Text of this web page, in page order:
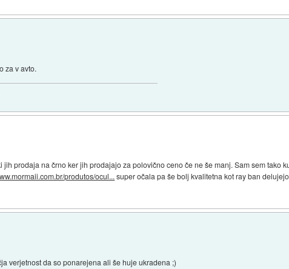
za v avto.
prodaja na črno ker jih prodajajo za polovično ceno če ne še manj. Sam sem tako
produtos/ocul...super očala pa še bolj kvalitetna kot ray ban
verjetnost da so ponarejena ali še huje ukradena ;)